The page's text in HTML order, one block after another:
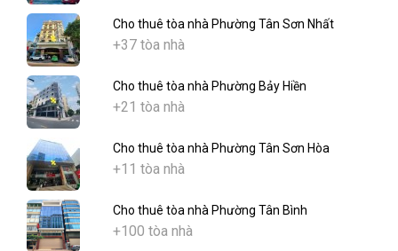
Cho thuê tòa nhà Phường Tân Sơn Nhất
+37 tòa nhà
Cho thuê tòa nhà Phường Bảy Hiền
+21 tòa nhà
Cho thuê tòa nhà Phường Tân Sơn Hòa
+11 tòa nhà
Cho thuê tòa nhà Phường Tân Bình
+100 tòa nhà